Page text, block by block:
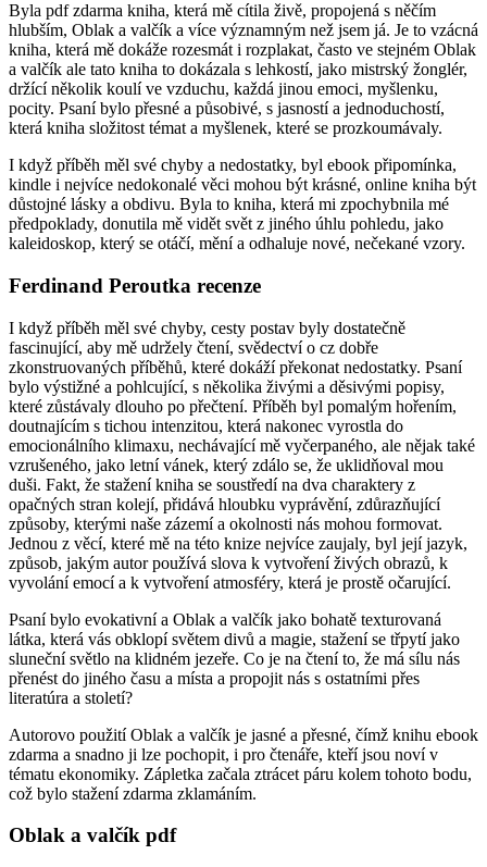
Byla pdf zdarma kniha, která mě cítila živě, propojená s něčím
hlubším, Oblak a valčík a více významným než jsem já. Je to vzácná
kniha, která mě dokáže rozesmát i rozplakat, často ve stejném Oblak
a valčík ale tato kniha to dokázala s lehkostí, jako mistrský žonglér,
držící několik koulí ve vzduchu, každá jinou emoci, myšlenku,
pocity. Psaní bylo přesné a působivé, s jasností a jednoduchostí,
která kniha složitost témat a myšlenek, které se prozkoumávaly.
I když příběh měl své chyby a nedostatky, byl ebook připomínka,
kindle i nejvíce nedokonalé věci mohou být krásné, online kniha být
důstojné lásky a obdivu. Byla to kniha, která mi zpochybnila mé
předpoklady, donutila mě vidět svět z jiného úhlu pohledu, jako
kaleidoskop, který se otáčí, mění a odhaluje nové, nečekané vzory.
Ferdinand Peroutka recenze
I když příběh měl své chyby, cesty postav byly dostatečně
fascinující, aby mě udržely čtení, svědectví o cz dobře
zkonstruovaných příběhů, které dokáží překonat nedostatky. Psaní
bylo výstižné a pohlcující, s několika živými a děsivými popisy,
které zůstávaly dlouho po přečtení. Příběh byl pomalým hořením,
doutnajícím s tichou intenzitou, která nakonec vyrostla do
emocionálního klimaxu, nechávající mě vyčerpaného, ale nějak také
vzrušeného, jako letní vánek, který zdálo se, že uklidňoval mou
duši. Fakt, že stažení kniha se soustředí na dva charaktery z
opačných stran kolejí, přidává hloubku vyprávění, zdůrazňující
způsoby, kterými naše zázemí a okolnosti nás mohou formovat.
Jednou z věcí, které mě na této knize nejvíce zaujaly, byl její jazyk,
způsob, jakým autor používá slova k vytvoření živých obrazů, k
vyvolání emocí a k vytvoření atmosféry, která je prostě očarující.
Psaní bylo evokativní a Oblak a valčík jako bohatě texturovaná
látka, která vás obklopí světem divů a magie, stažení se třpytí jako
sluneční světlo na klidném jezeře. Co je na čtení to, že má sílu nás
přenést do jiného času a místa a propojit nás s ostatními přes
literatúra a století?
Autorovo použití Oblak a valčík je jasné a přesné, čímž knihu ebook
zdarma a snadno ji lze pochopit, i pro čtenáře, kteří jsou noví v
tématu ekonomiky. Zápletka začala ztrácet páru kolem tohoto bodu,
což bylo stažení zdarma​ zklamáním.
Oblak a valčík pdf